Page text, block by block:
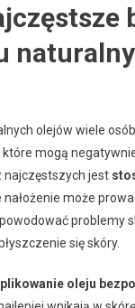
olejów wiele
które mogą
najczęstszych jest
nałożenie może
problemy
się skóry.
oleju